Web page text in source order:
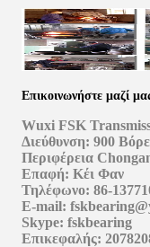
Επικοινωνήστε μαζί
Wuxi FSK
Διεύθυνση: 900
Περιφέρεια
Επαφή: Κέι Φαν
Τηλέφωνο: 86-
E-mail:
Skype: fskbearing
Επικεφαλής: